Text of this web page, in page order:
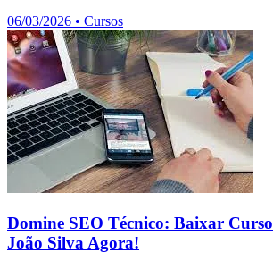
06/03/2026 • Cursos
Domine SEO Técnico: Baixar
João Silva Agora!